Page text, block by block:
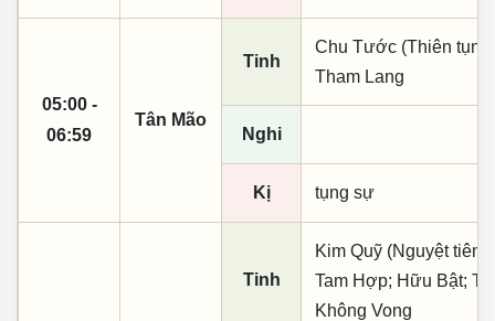
05:00 -
06:59
Tân Mão
Tinh
Chu Tước (Thiên
Tham Lang
Nghi
Kị tụng sự
Tinh
Kim Quỹ (Nguyệt
Tam Hợp; Hữu Bật;
Không Vong